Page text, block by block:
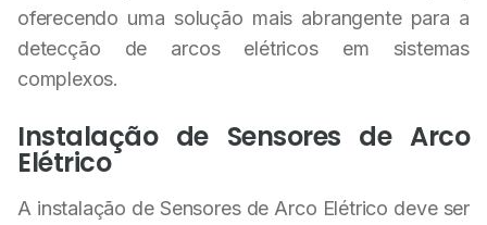
oferecendo uma solução mais abrangente para a
detecção de arcos elétricos em sistemas
complexos.
Instalação de Sensores de Arco
Elétrico
A instalação de Sensores de Arco Elétrico deve ser